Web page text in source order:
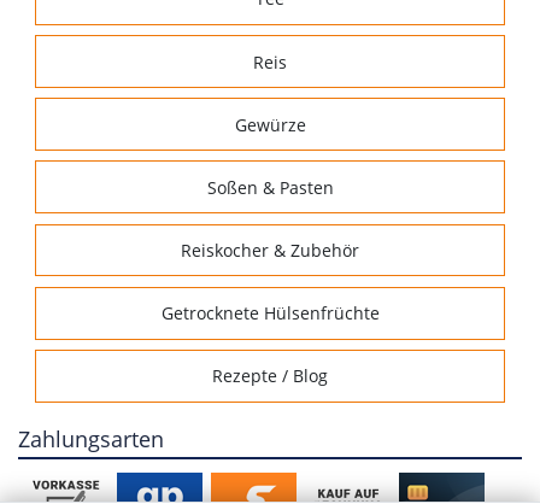
Reis
Gewürze
Soßen & Pasten
Reiskocher & Zubehör
Getrocknete Hülsenfrüchte
Rezepte / Blog
Zahlungsarten